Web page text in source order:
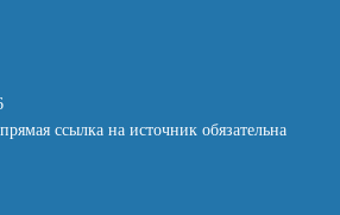
ссылка на источник обязательна